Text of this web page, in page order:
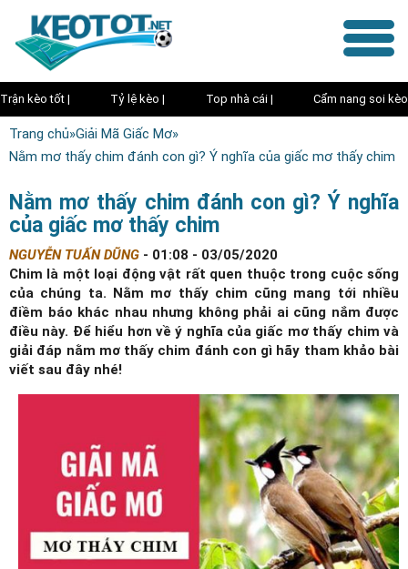
Trận kèo tốt | Tỷ lệ kèo | Top nhà cái | Cẩm nang soi kèo
Trang chủ»Giải Mã Giấc Mơ»
Nằm mơ thấy chim đánh con gì? Ý nghĩa của giấc mơ thấy chim
Nằm mơ thấy chim đánh con gì? Ý nghĩa
của giấc mơ thấy chim
NGUYỄN TUẤN DŨNG - 01:08 - 03/05/2020
Chim là một loại động vật rất quen thuộc trong cuộc sống
của chúng ta. Nằm mơ thấy chim cũng mang tới nhiều
điềm báo khác nhau nhưng không phải ai cũng nắm được
điều này. Để hiểu hơn về ý nghĩa của giấc mơ thấy chim và
giải đáp nằm mơ thấy chim đánh con gì hãy tham khảo bài
viết sau đây nhé!